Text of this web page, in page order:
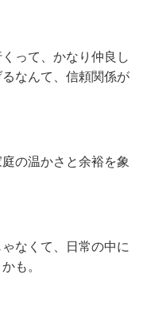
って、かなり仲良し
なんて、信頼関係が
の温かさと余裕を象
なくて、日常の中に
も。